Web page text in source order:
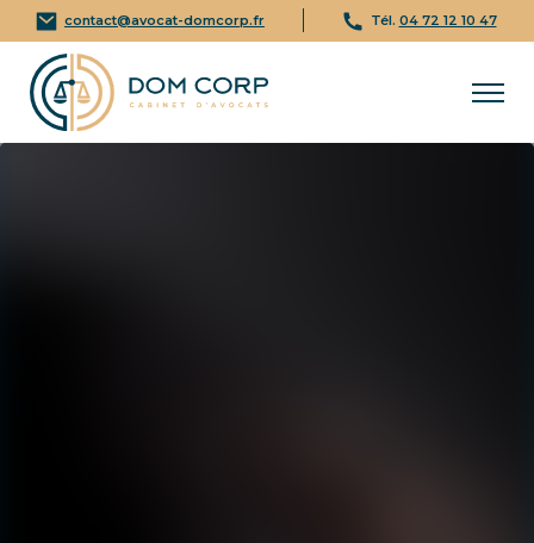
contact@avocat-domcorp.fr Tél. 04 72 12 10 47